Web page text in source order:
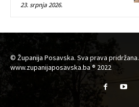
23. srpnja 2026.
© Županija Posavska. Sva prava pridržana.
www.zupanijaposavska.ba ® 2022